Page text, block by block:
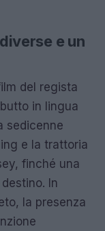
e un
del regista
in lingua
sedicenne
e la trattoria
finché una
In
la presenza